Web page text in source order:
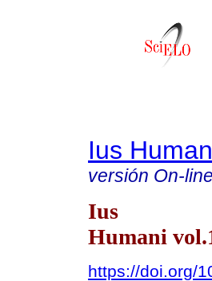
Ius
versión On-line
Ius
Humani
https://doi.org/